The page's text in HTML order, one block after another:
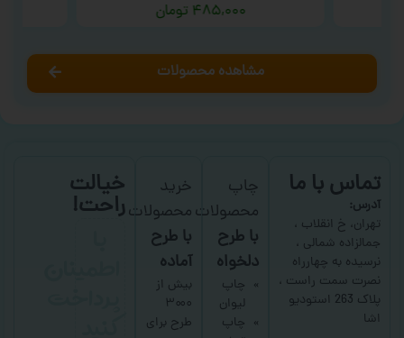
۴۸۵,۰۰۰ تومان
مشاهده محصولات
تماس با ما
آدرس:
تهران، خ انقلاب ،
جمالزاده شمالی ،
نرسیده به چهارراه
نصرت سمت راست ،
پلاک 263 استودیو
اشا
چاپ
محصولات
با طرح
دلخواه
چاپ
لیوان
چاپ
خرید
محصولات
با طرح
آماده
بیش از
۳۰۰۰
طرح برای
خیالت
راحت!